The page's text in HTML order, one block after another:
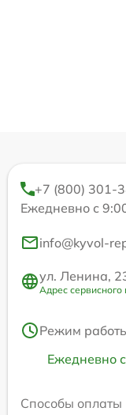
+7 (800) 301-
Ежедневно с
info@kyvol-
ул. Ленина,
Адрес сервисного
Режим
Ежедневно
Способы оплаты